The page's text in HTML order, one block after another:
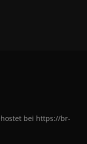
bei https://br-